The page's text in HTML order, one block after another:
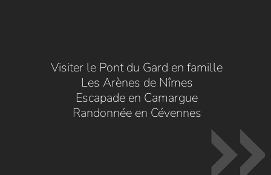
Visiter le Pont du Gard en famille
Les Arènes de Nîmes
Escapade en Camargue
Randonnée en Cévennes